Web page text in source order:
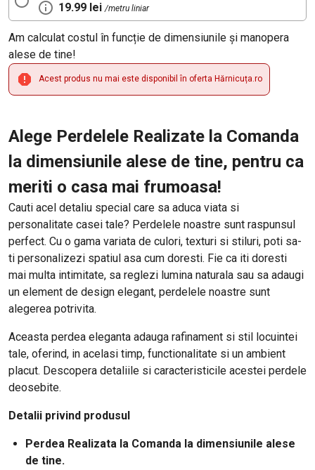
19.99 lei /metru liniar
Am calculat costul în funcție de dimensiunile și manopera
alese de tine!
Acest produs nu mai este disponibil în oferta Hărnicuța.ro
Alege Perdelele Realizate la Comanda
la dimensiunile alese de tine, pentru ca
meriti o casa mai frumoasa!
Cauti acel detaliu special care sa aduca viata si
personalitate casei tale? Perdelele noastre sunt raspunsul
perfect. Cu o gama variata de culori, texturi si stiluri, poti sa-
ti personalizezi spatiul asa cum doresti. Fie ca iti doresti
mai multa intimitate, sa reglezi lumina naturala sau sa adaugi
un element de design elegant, perdelele noastre sunt
alegerea potrivita.
Aceasta perdea eleganta adauga rafinament si stil locuintei
tale, oferind, in acelasi timp, functionalitate si un ambient
placut. Descopera detaliile si caracteristicile acestei perdele
deosebite.
Detalii privind produsul
Perdea Realizata la Comanda la dimensiunile alese
de tine.